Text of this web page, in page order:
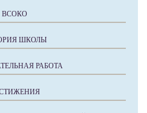
ВСОКО
ШКОЛЫ
РАБОТА